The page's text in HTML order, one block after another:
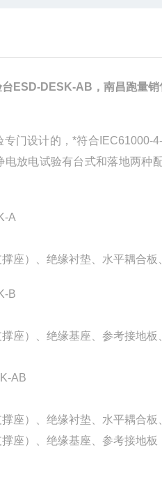
ESD-DESK-AB，南昌跑量销
门设计的，*符合
放电试验有台式和落地两
A
座）、绝缘衬垫、水平耦合
B
座）、绝缘基座、参考接地板
AB
座）、绝缘衬垫、水平耦合
座）、绝缘基座、参考接地板